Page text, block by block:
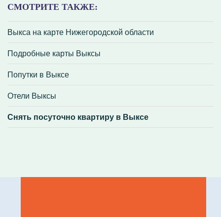
СМОТРИТЕ ТАКЖЕ:
Выкса на карте Нижегородской области
Подробные карты Выксы
Попутки в Выксе
Отели Выксы
Снять посуточно квартиру в Выксе